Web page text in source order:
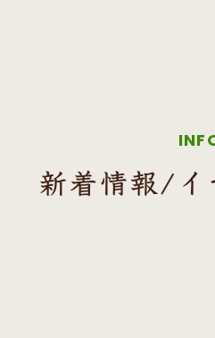
新着情報/イ